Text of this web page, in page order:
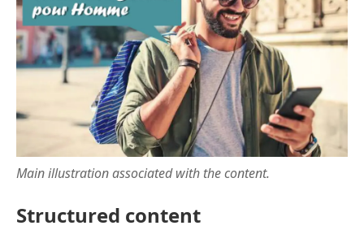
Main illustration associated with the content.
Structured content